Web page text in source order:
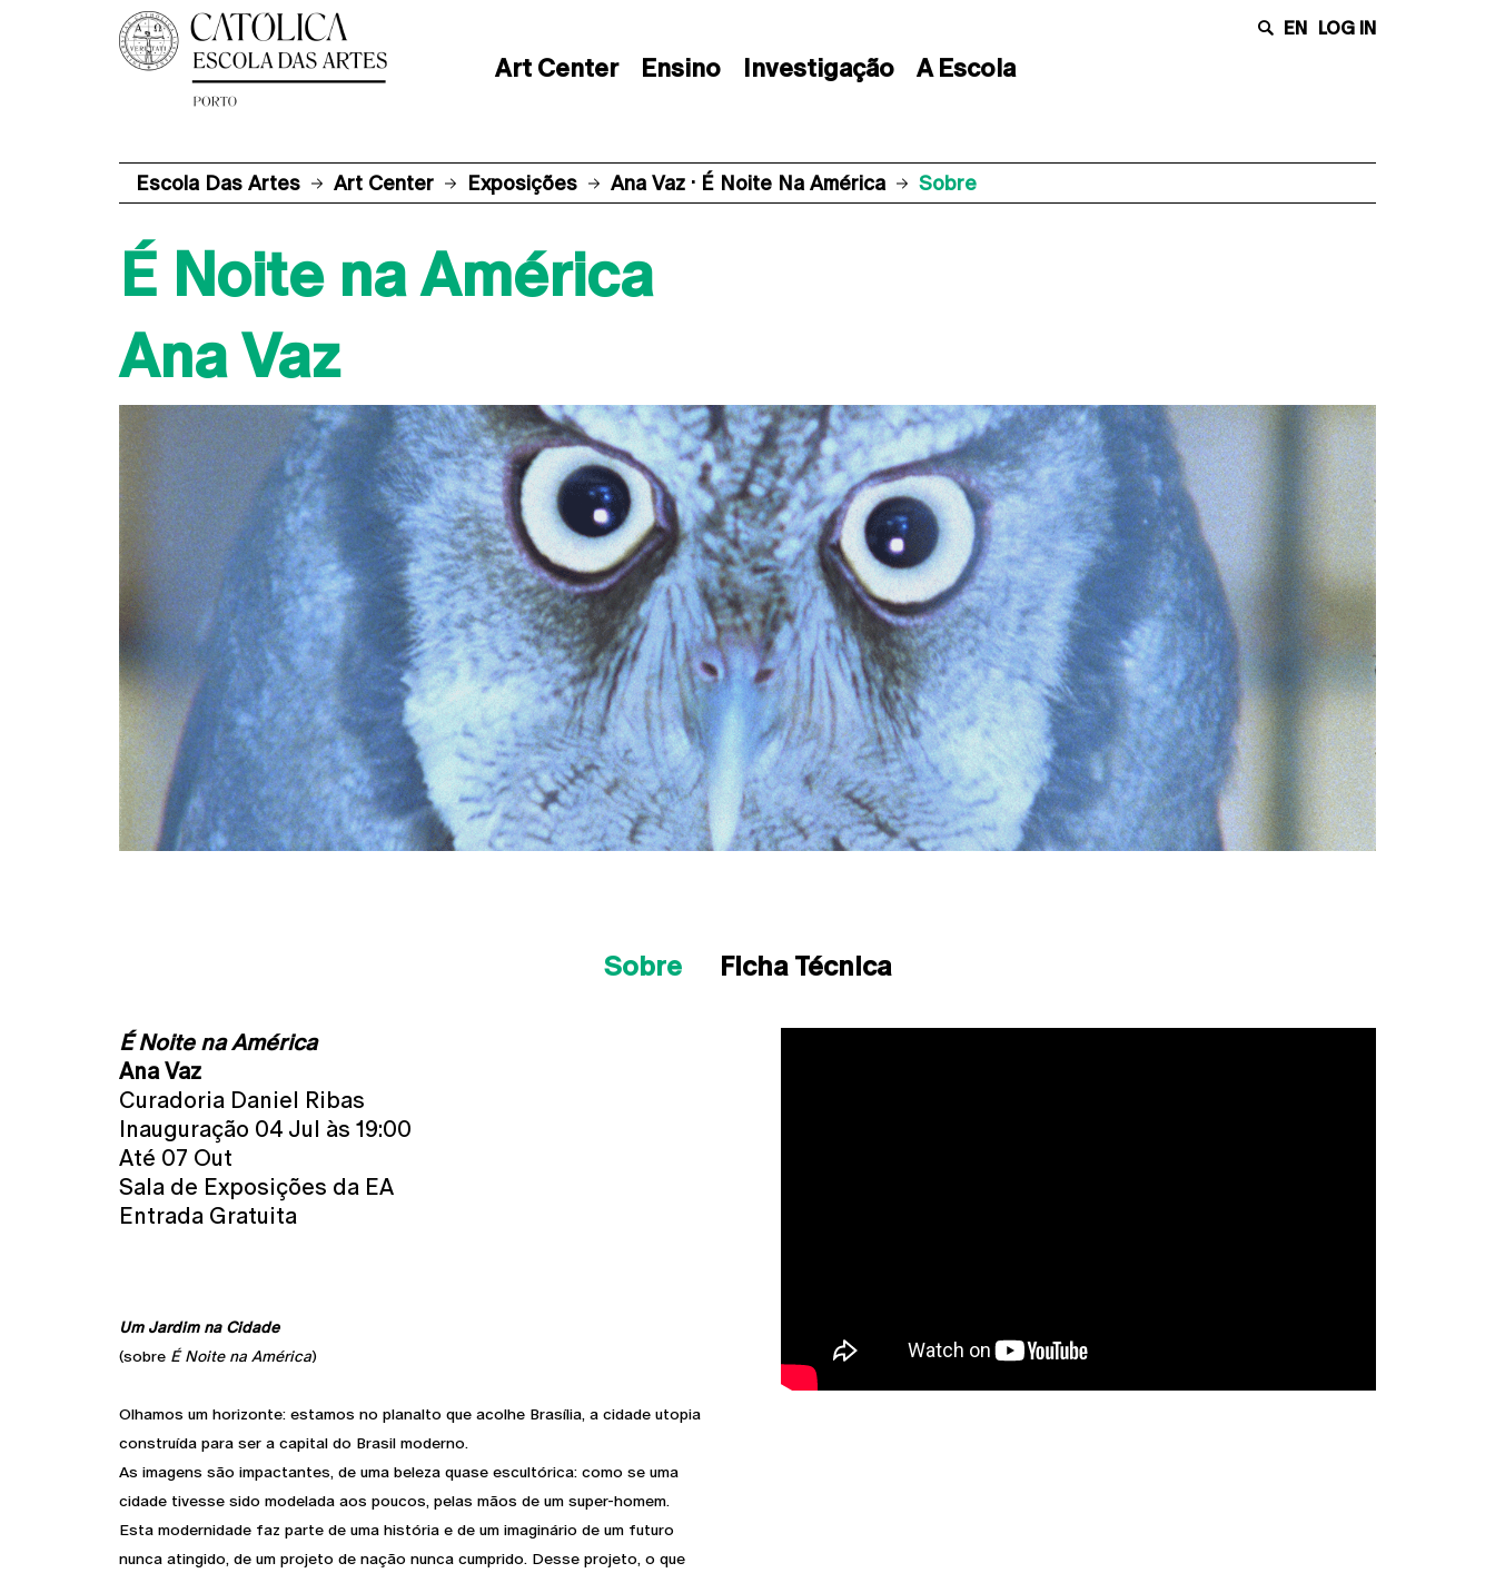
Art Center Ensino Investigação A Escola
EN LOG IN
Escola Das Artes Art Center Exposições Ana Vaz · É Noite Na América Sobre
É Noite na América
Ana Vaz
Sobre Ficha Técnica
É Noite na América
Ana Vaz
Curadoria Daniel Ribas
Inauguração 04 Jul às 19:00
Até 07 Out
Sala de Exposições da EA
Entrada Gratuita
Um Jardim na Cidade
(sobre É Noite na América)
Olhamos um horizonte: estamos no planalto que acolhe Brasília, a cidade utopia
construída para ser a capital do Brasil moderno.
As imagens são impactantes, de uma beleza quase escultórica: como se uma
cidade tivesse sido modelada aos poucos, pelas mãos de um super-homem.
Esta modernidade faz parte de uma história e de um imaginário de um futuro
nunca atingido, de um projeto de nação nunca cumprido. Desse projeto, o que